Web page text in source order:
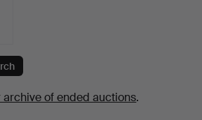
archive of ended auctions.